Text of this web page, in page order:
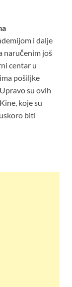
i dalje
naručenim još
centar u
pošiljke
su ovih
koje su
biti